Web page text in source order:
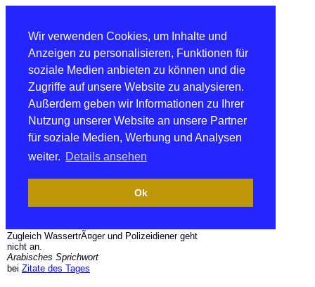
Wir verwenden Cookies, um Inhalte und
Anzeigen zu personalisieren, Funktionen für
soziale Medien anbieten zu können und die
Zugriffe auf unsere Website zu analysieren.
Außerdem geben wir Informationen zu Ihrer
Nutzung unserer Website an unsere Partner
für soziale Medien, Werbung und Analysen
weiter. Details ansehen
Ok
Zugleich WassertrÃ¤ger und Polizeidiener geht
nicht an.
Arabisches Sprichwort
bei Zitate des Tages